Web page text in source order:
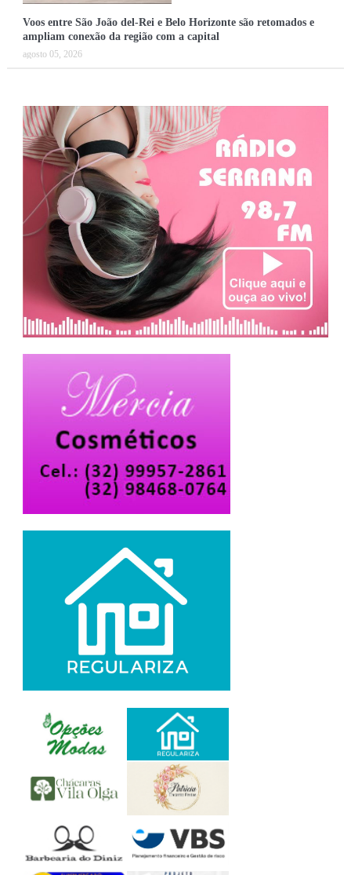
Voos entre São João del-Rei e Belo Horizonte são retomados e
ampliam conexão da região com a capital
agosto 05, 2026